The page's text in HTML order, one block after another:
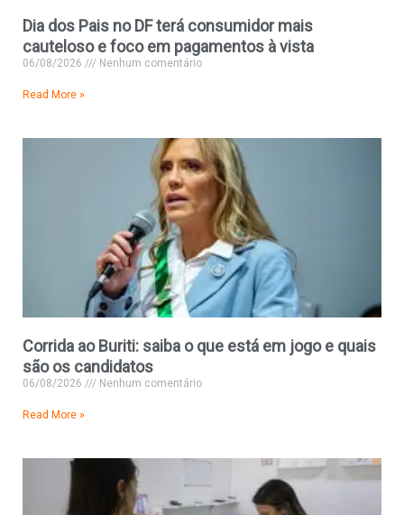
Dia dos Pais no DF terá consumidor mais
cauteloso e foco em pagamentos à vista
06/08/2026 Nenhum comentário
Read More »
Corrida ao Buriti: saiba o que está em jogo e quais
são os candidatos
06/08/2026 Nenhum comentário
Read More »